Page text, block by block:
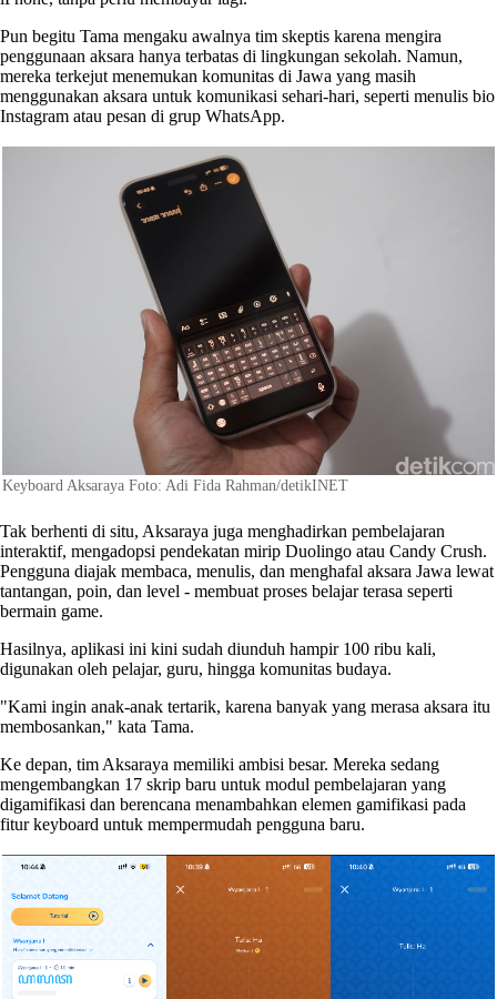
Pun begitu Tama mengaku awalnya tim skeptis karena mengira
penggunaan aksara hanya terbatas di lingkungan sekolah. Namun,
mereka terkejut menemukan komunitas di Jawa yang masih
menggunakan aksara untuk komunikasi sehari-hari, seperti menulis bio
Instagram atau pesan di grup WhatsApp.
Keyboard Aksaraya Foto: Adi Fida Rahman/detikINET
Tak berhenti di situ, Aksaraya juga menghadirkan pembelajaran
interaktif, mengadopsi pendekatan mirip Duolingo atau Candy Crush.
Pengguna diajak membaca, menulis, dan menghafal aksara Jawa lewat
tantangan, poin, dan level - membuat proses belajar terasa seperti
bermain game.
Hasilnya, aplikasi ini kini sudah diunduh hampir 100 ribu kali,
digunakan oleh pelajar, guru, hingga komunitas budaya.
"Kami ingin anak-anak tertarik, karena banyak yang merasa aksara itu
membosankan," kata Tama.
Ke depan, tim Aksaraya memiliki ambisi besar. Mereka sedang
mengembangkan 17 skrip baru untuk modul pembelajaran yang
digamifikasi dan berencana menambahkan elemen gamifikasi pada
fitur keyboard untuk mempermudah pengguna baru.